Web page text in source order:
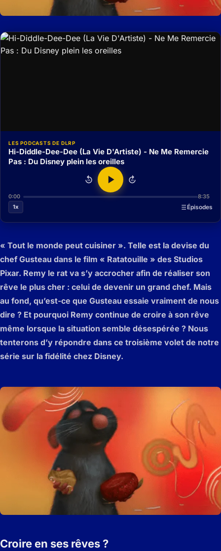
LES PODCASTS DE DLRP
Hi-Diddle-Dee-Dee (La Vie D'Artiste) - Ne Me Remercie
Pas : Du Disney plein les oreilles
15 15
0:00
8:35
1x
Épisodes
« Tout le monde peut cuisiner ». Telle est la devise du
chef Gusteau dans le film « Ratatouille » des Studios
Pixar. Remy le rat va s’y accrocher afin de réaliser son
rêve le plus cher : celui de devenir un grand chef. Mais
au fond, qu’est-ce que Gusteau essaie vraiment de nous
dire ? Et pourquoi Remy continue de croire à son rêve
même lorsque la situation semble désespérée ? Nous
tenterons d’y répondre dans ce troisième volet de notre
série sur la fidélité chez Disney.
Croire en ses rêves ?